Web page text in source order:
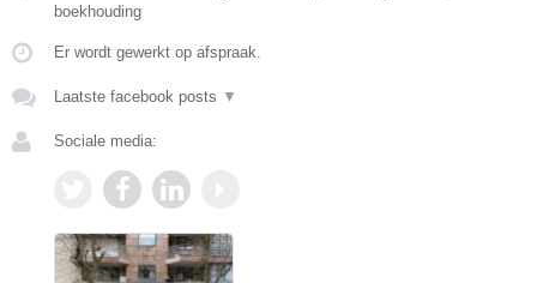
boekhouding
Er wordt gewerkt op afspraak.
Laatste facebook posts ▼
Sociale media: